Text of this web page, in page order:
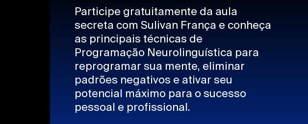
Participe gratuitamente da aula
secreta com Sulivan França e conheça
as principais técnicas de
Programação Neurolinguística para
reprogramar sua mente, eliminar
padrões negativos e ativar seu
potencial máximo para o sucesso
pessoal e profissional.